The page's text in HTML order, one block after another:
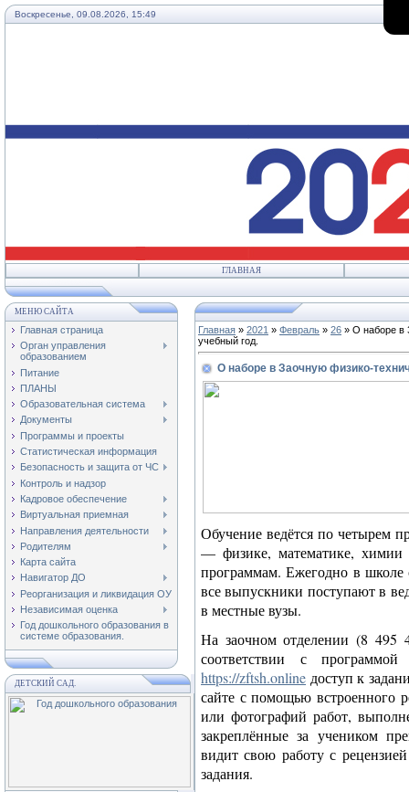
Воскресенье, 09.08.2026, 15:49
ГЛАВНАЯ
МЕНЮ САЙТА
Главная страница
Орган управления
образованием
Питание
ПЛАНЫ
Образовательная система
Документы
Программы и проекты
Статистическая информация
Безопасность и защита от ЧС
Контроль и надзор
Кадровое обеспечение
Виртуальная приемная
Направления деятельности
Родителям
Карта сайта
Навигатор ДО
Реорганизация и ликвидация ОУ
Независимая оценка
Год дошкольного образования в
системе образования.
ДЕТСКИЙ САД.
Главная » 2021 » Февраль » 26 » О наборе в
учебный год.
О наборе в Заочную физико-
Обучение ведётся по четырем
— физике, математике, химии
программам. Ежегодно в школе
все выпускники поступают в
в местные вузы.
На заочном отделении (8 495
соответствии с
https://zftsh.online доступ к
сайте с помощью встроенного
или фотографий работ,
закреплённые за учеником
видит свою работу с
задания.